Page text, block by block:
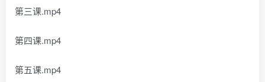
第三课.mp4
第四课.mp4
第五课.mp4